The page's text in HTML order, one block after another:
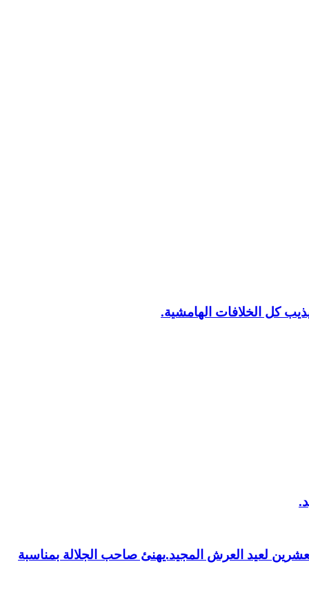
كل الخلافات الهامشية.
لعيد العرش المجيد.يهنئ صاحب الجلالة بمناسبة